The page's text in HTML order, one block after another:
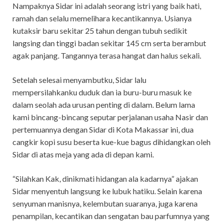
Nampaknya Sidar ini adalah seorang istri yang baik hati,
ramah dan selalu memelihara kecantikannya. Usianya
kutaksir baru sekitar 25 tahun dengan tubuh sedikit
langsing dan tinggi badan sekitar 145 cm serta berambut
agak panjang. Tangannya terasa hangat dan halus sekali.
Setelah selesai menyambutku, Sidar lalu
mempersilahkanku duduk dan ia buru-buru masuk ke
dalam seolah ada urusan penting di dalam. Belum lama
kami bincang-bincang seputar perjalanan usaha Nasir dan
pertemuannya dengan Sidar di Kota Makassar ini, dua
cangkir kopi susu beserta kue-kue bagus dihidangkan oleh
Sidar di atas meja yang ada di depan kami.
“Silahkan Kak, dinikmati hidangan ala kadarnya” ajakan
Sidar menyentuh langsung ke lubuk hatiku. Selain karena
senyuman manisnya, kelembutan suaranya, juga karena
penampilan, kecantikan dan sengatan bau parfumnya yang